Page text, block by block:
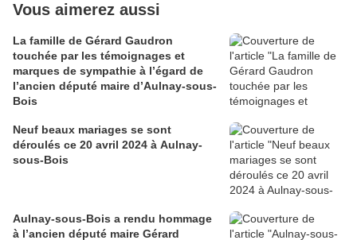
Vous aimerez aussi
La famille de Gérard Gaudron
touchée par les témoignages et
marques de sympathie à l’égard de
l’ancien député maire d’Aulnay-sous-
Bois
Neuf beaux mariages se sont
déroulés ce 20 avril 2024 à Aulnay-
sous-Bois
Aulnay-sous-Bois a rendu hommage
à l’ancien député maire Gérard